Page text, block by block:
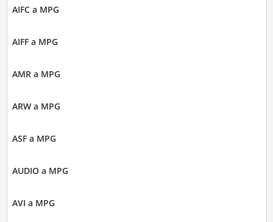
AIFC a MPG
AIFF a MPG
AMR a MPG
ARW a MPG
ASF a MPG
AUDIO a MPG
AVI a MPG